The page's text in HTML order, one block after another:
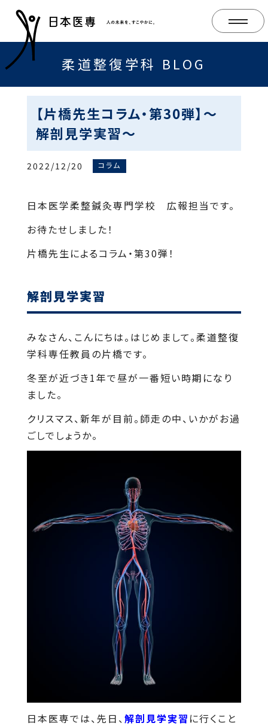
柔道整復学科 BLOG
【片橋先生コラム・第30弾】～
解剖見学実習～
2022/12/20 コラム
日本医学柔整鍼灸専門学校 広報担当です。
お待たせしました！
片橋先生によるコラム・第30弾！
解剖見学実習
みなさん、こんにちは。はじめまして。柔道整復
学科専任教員の片橋です。
冬至が近づき1年で昼が一番短い時期になり
ました。
クリスマス、新年が目前。師走の中、いかがお過
ごしでしょうか。
日本医専では、先日、解剖見学実習 に行くこと